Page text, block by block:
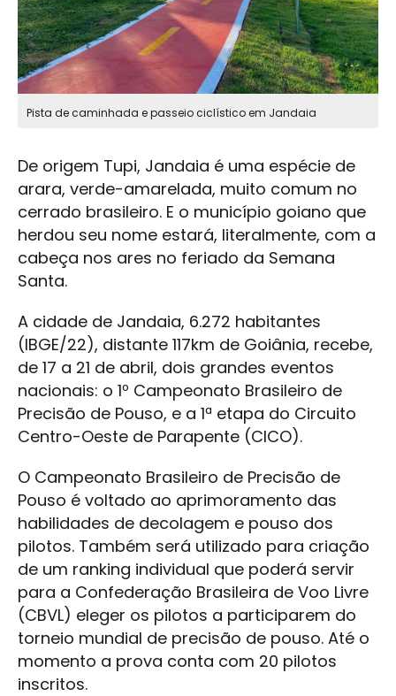
Pista de caminhada e passeio ciclístico em Jandaia
De origem Tupi, Jandaia é uma espécie de
arara, verde-amarelada, muito comum no
cerrado brasileiro. E o município goiano que
herdou seu nome estará, literalmente, com a
cabeça nos ares no feriado da Semana
Santa.
A cidade de Jandaia, 6.272 habitantes
(IBGE/22), distante 117km de Goiânia, recebe,
de 17 a 21 de abril, dois grandes eventos
nacionais: o 1º Campeonato Brasileiro de
Precisão de Pouso, e a 1ª etapa do Circuito
Centro-Oeste de Parapente (CICO).
O Campeonato Brasileiro de Precisão de
Pouso é voltado ao aprimoramento das
habilidades de decolagem e pouso dos
pilotos. Também será utilizado para criação
de um ranking individual que poderá servir
para a Confederação Brasileira de Voo Livre
(CBVL) eleger os pilotos a participarem do
torneio mundial de precisão de pouso. Até o
momento a prova conta com 20 pilotos
inscritos.